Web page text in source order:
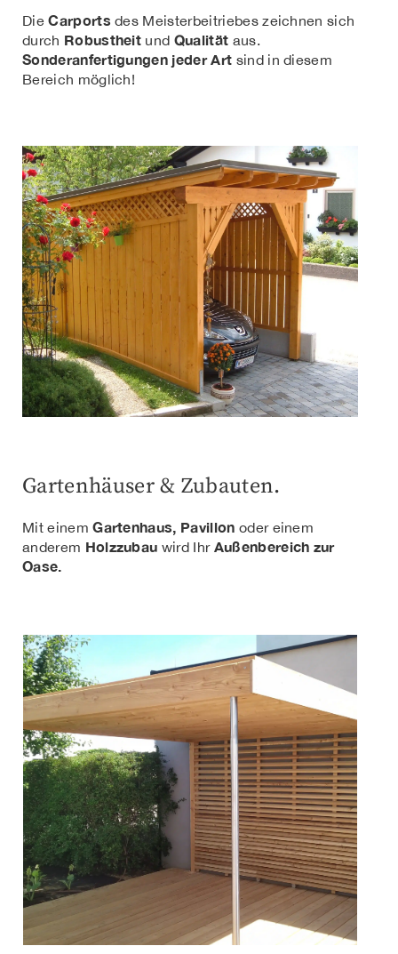
DieCarports des Meisterbeitriebes zeichnen sich
durch Robustheit und Qualität aus.
Sonderanfertigungen jeder Art sind in diesem
Bereich möglich!
Gartenhäuser & Zubauten.
Mit einemGartenhaus, Pavillon oder einem
anderem Holzzubau wird Ihr Außenbereich zur
Oase.